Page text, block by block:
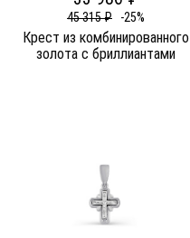
45 315 ₽ -25%
Крест из комбинированного
золота c бриллиантами